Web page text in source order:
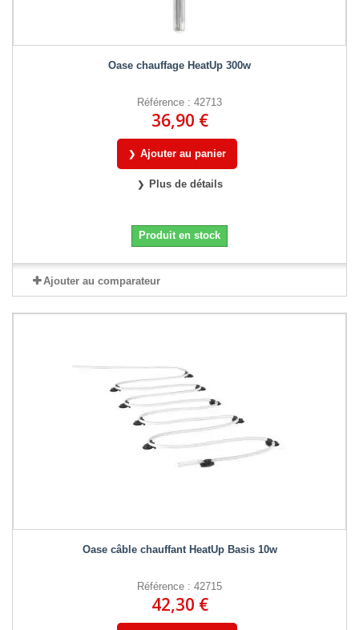
Oase chauffage HeatUp 300w
Référence : 42713
36,90 €
Ajouter au panier
Plus de détails
Produit en stock
Ajouter au comparateur
Oase câble chauffant HeatUp Basis 10w
Référence : 42715
42,30 €